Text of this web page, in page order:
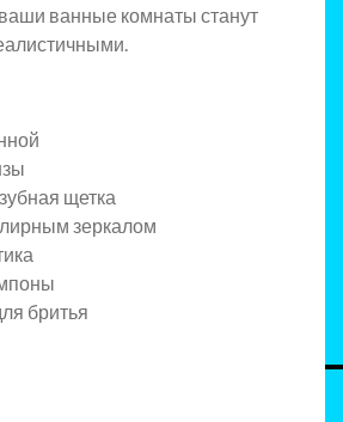
ванные комнаты станут
щетка
зеркалом
бритья